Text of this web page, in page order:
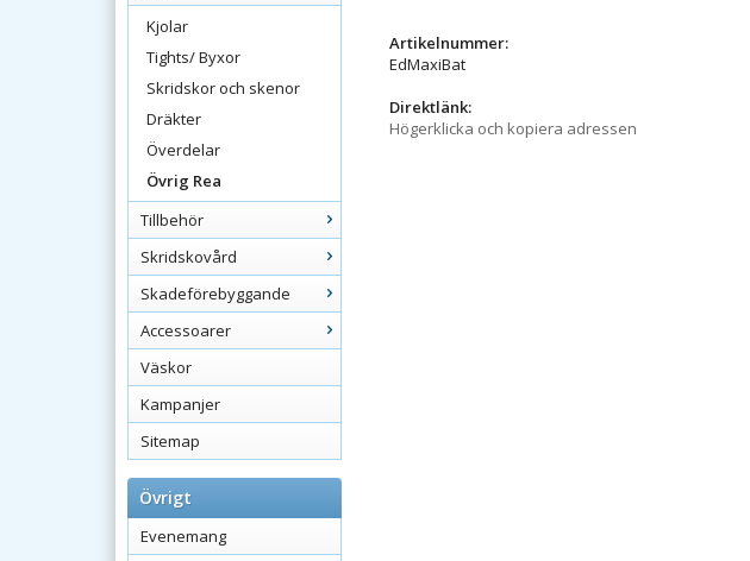
Kjolar
Tights/ Byxor
Skridskor och skenor
Dräkter
Överdelar
Övrig Rea
Tillbehör
Skridskovård
Skadeförebyggande
Accessoarer
Väskor
Kampanjer
Sitemap
Övrigt
Evenemang
Artikelnummer:
EdMaxiBat
Direktlänk:
Högerklicka och kopiera adressen